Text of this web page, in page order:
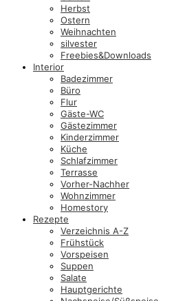
Herbst
Ostern
Weihnachten
silvester
Freebies&Downloads
Interior
Badezimmer
Büro
Flur
Gäste-WC
Gästezimmer
Kinderzimmer
Küche
Schlafzimmer
Terrasse
Vorher-Nachher
Wohnzimmer
Homestory
Rezepte
Verzeichnis A-Z
Frühstück
Vorspeisen
Suppen
Salate
Hauptgerichte